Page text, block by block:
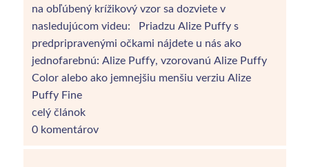
na obľúbený krížikový vzor sa dozviete v
nasledujúcom videu: Priadzu Alize Puffy s
predpripravenými očkami nájdete u nás ako
jednofarebnú: Alize Puffy, vzorovanú Alize Puffy
Color alebo ako jemnejšiu menšiu verziu Alize
Puffy Fine
celý článok
0 komentárov